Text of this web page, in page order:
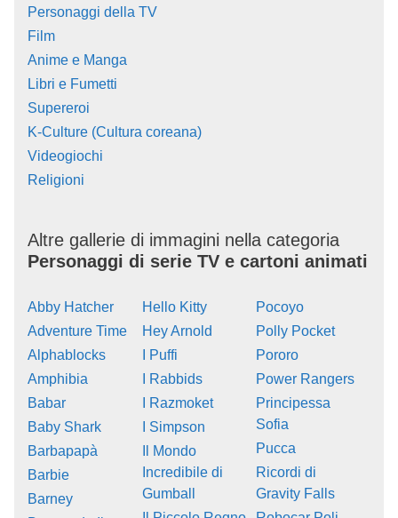
Personaggi della TV
Film
Anime e Manga
Libri e Fumetti
Supereroi
K-Culture (Cultura coreana)
Videogiochi
Religioni
Altre gallerie di immagini nella categoria
Personaggi di serie TV e cartoni animati
Abby Hatcher
Adventure Time
Alphablocks
Amphibia
Babar
Baby Shark
Barbapapà
Barbie
Barney
Hello Kitty
Hey Arnold
I Puffi
I Rabbids
I Razmoket
I Simpson
Il Mondo
Incredibile di
Gumball
Pocoyo
Polly Pocket
Pororo
Power Rangers
Principessa
Sofia
Pucca
Ricordi di
Gravity Falls